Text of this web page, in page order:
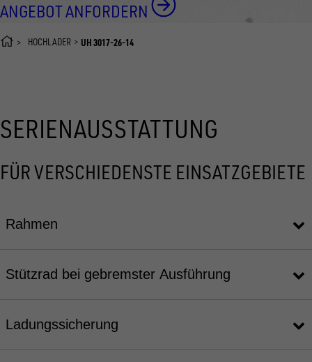
ANGEBOT ANFORDERN
HOCHLADER UH 3017-26-14
SERIENAUSSTATTUNG
FÜR VERSCHIEDENSTE EINSATZGEBIETE
Rahmen
Stützrad bei gebremster Ausführung
Ladungssicherung